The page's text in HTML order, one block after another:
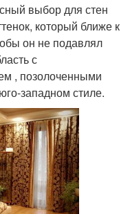
выбор для стен
который ближе к
он не подавлял
с
, позолоченными
западном стиле.